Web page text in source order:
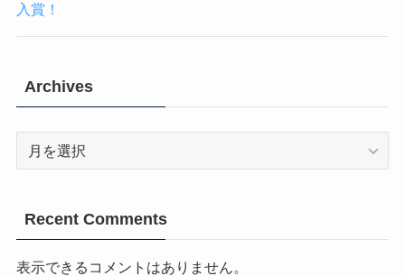
入賞！
Archives
Archives
Recent Comments
表示できるコメントはありません。